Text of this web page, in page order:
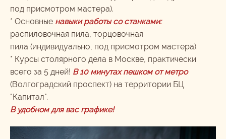
под присмотром мастера).
* Основные навыки работы со станками:
распиловочная пила, торцовочная
пила (индивидуально, под присмотром мастера).
* Курсы столярного дела в Москве, практически
всего за 5 дней! В 10 минутах пешком от метро
(Волгоградский проспект) на территории БЦ
"Капитал".
В удобном для вас графике!